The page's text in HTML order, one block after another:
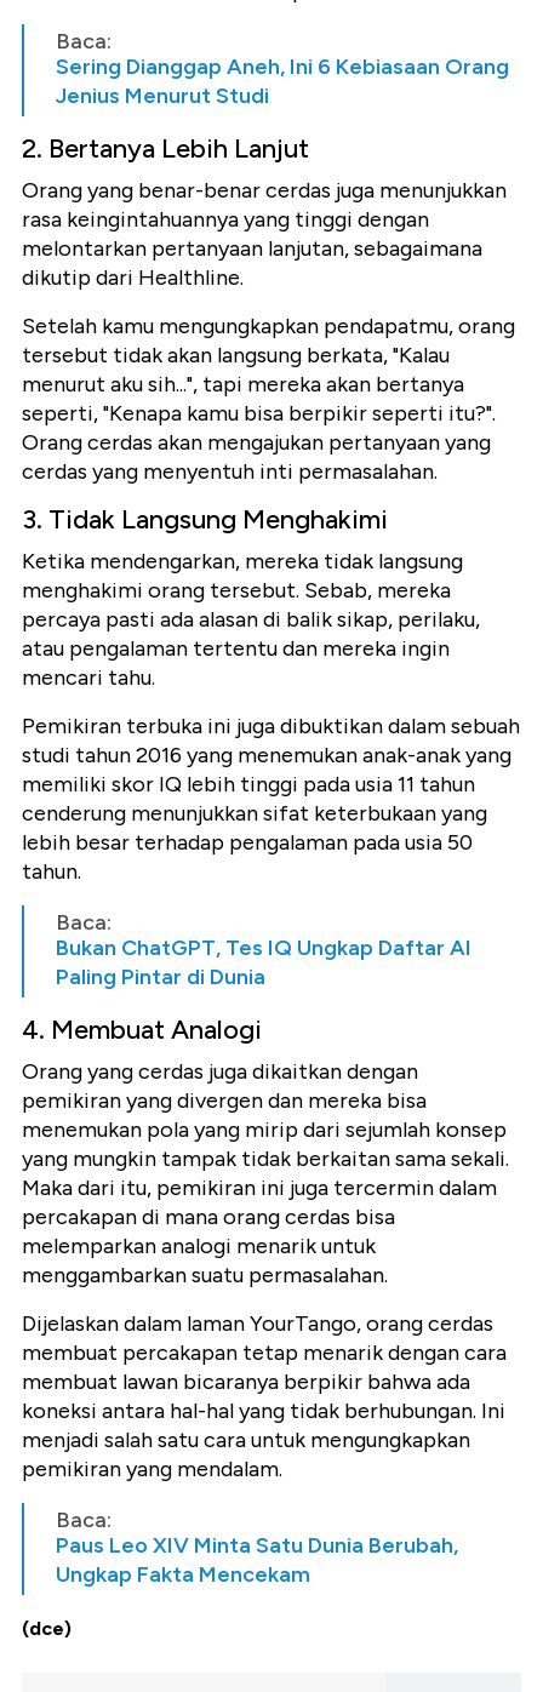
Baca:
Sering Dianggap Aneh, Ini 6 Kebiasaan Orang
Jenius Menurut Studi
2. Bertanya Lebih Lanjut
Orang yang benar-benar cerdas juga menunjukkan
rasa keingintahuannya yang tinggi dengan
melontarkan pertanyaan lanjutan, sebagaimana
dikutip dari Healthline.
Setelah kamu mengungkapkan pendapatmu, orang
tersebut tidak akan langsung berkata, "Kalau
menurut aku sih...", tapi mereka akan bertanya
seperti, "Kenapa kamu bisa berpikir seperti itu?".
Orang cerdas akan mengajukan pertanyaan yang
cerdas yang menyentuh inti permasalahan.
3. Tidak Langsung Menghakimi
Ketika mendengarkan, mereka tidak langsung
menghakimi orang tersebut. Sebab, mereka
percaya pasti ada alasan di balik sikap, perilaku,
atau pengalaman tertentu dan mereka ingin
mencari tahu.
Pemikiran terbuka ini juga dibuktikan dalam sebuah
studi tahun 2016 yang menemukan anak-anak yang
memiliki skor IQ lebih tinggi pada usia 11 tahun
cenderung menunjukkan sifat keterbukaan yang
lebih besar terhadap pengalaman pada usia 50
tahun.
Baca:
Bukan ChatGPT, Tes IQ Ungkap Daftar AI
Paling Pintar di Dunia
4. Membuat Analogi
Orang yang cerdas juga dikaitkan dengan
pemikiran yang divergen dan mereka bisa
menemukan pola yang mirip dari sejumlah konsep
yang mungkin tampak tidak berkaitan sama sekali.
Maka dari itu, pemikiran ini juga tercermin dalam
percakapan di mana orang cerdas bisa
melemparkan analogi menarik untuk
menggambarkan suatu permasalahan.
Dijelaskan dalam laman YourTango, orang cerdas
membuat percakapan tetap menarik dengan cara
membuat lawan bicaranya berpikir bahwa ada
koneksi antara hal-hal yang tidak berhubungan. Ini
menjadi salah satu cara untuk mengungkapkan
pemikiran yang mendalam.
Baca:
Paus Leo XIV Minta Satu Dunia Berubah,
Ungkap Fakta Mencekam
(dce)